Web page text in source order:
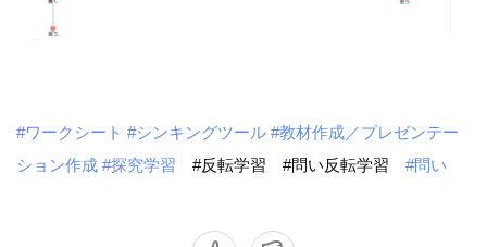
#ワークシート #シンキングツール #教材作成／プレゼンテー
ション作成 #探究学習 #反転学習 #問い反転学習 #問い